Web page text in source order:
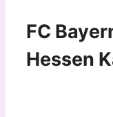
FC
Hessen